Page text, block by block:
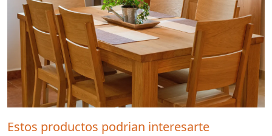
Estos productos podrian interesarte